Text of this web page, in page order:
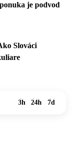
je podvod
Slováci
3h 24h 7d